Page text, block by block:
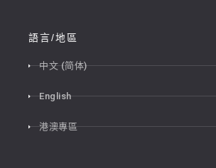
語言/地區
中文 (简体)
English
港澳專區